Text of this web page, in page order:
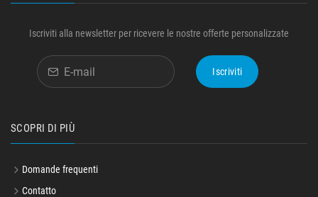
Iscriviti alla newsletter per ricevere le nostre offerte personalizzate
Iscriviti
SCOPRI DI PIÙ
Domande frequenti
Contatto